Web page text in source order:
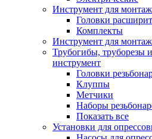
Инструмент для
Головки
Комплекты
Инструмент для
Трубогибы, труборезы
инструмент
Головки
Клуппы
Метчики
Наборы
Показать все
Установки для